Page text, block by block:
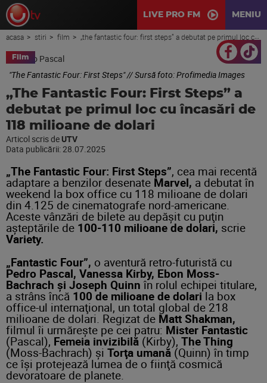
LIVE PRO FM MENIU
acasa stiri film „the fantastic four: first steps” a debutat pe primul loc cu încasări de 118 milioane de dolari
Film
"The Fantastic Four: First Steps" // Sursă foto: Profimedia Images
„The Fantastic Four: First Steps” a
debutat pe primul loc cu încasări de
118 milioane de dolari
Articol scris de UTV
Data publicării:28.07.2025
„The Fantastic Four: First Steps”, cea mai recentă
adaptare a benzilor desenate Marvel, a debutat în
weekend la box office cu 118 milioane de dolari
din 4.125 de cinematografe nord-americane.
Aceste vânzări de bilete au depăşit cu puţin
aşteptările de 100-110 milioane de dolari, scrie
Variety.
„Fantastic Four”, o aventură retro-futuristă cu
Pedro Pascal, Vanessa Kirby, Ebon Moss-
Bachrach şi Joseph Quinn în rolul echipei titulare,
a strâns încă 100 de milioane de dolarila box
office-ul internaţional, un total global de 218
milioane de dolari. Regizat de Matt Shakman,
filmul îi urmăreşte pe cei patru: Mister Fantastic
(Pascal), Femeia invizibilă (Kirby), The Thing
(Moss-Bachrach) şi Torţa umană(Quinn) în timp
ce îşi protejează lumea de o fiinţă cosmică
devoratoare de planete.